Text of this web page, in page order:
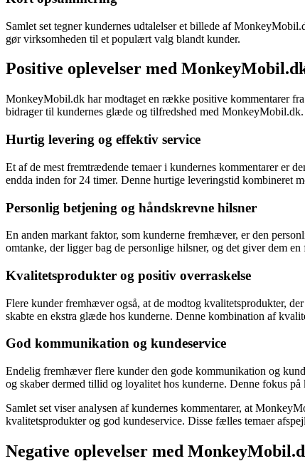
Samlet set tegner kundernes udtalelser et billede af
gør virksomheden til et populært valg blandt kunder.
Positive oplevelser med
MonkeyMobil.dk har modtaget en række positive kommentarer
bidrager til kundernes glæde og tilfredshed med MonkeyMobil.dk.
Hurtig levering og effektiv service
Et af de mest fremtrædende temaer i kundernes kommentarer er
endda inden for 24 timer. Denne hurtige leveringstid kombineret
Personlig betjening og håndskrevne hilsner
En anden markant faktor, som kunderne fremhæver, er den
omtanke, der ligger bag de personlige hilsner, og det giver dem
Kvalitetsprodukter og positiv overraskelse
Flere kunder fremhæver også, at de modtog kvalitetsprodukter,
skabte en ekstra glæde hos kunderne. Denne kombination af
God kommunikation og kundeservice
Endelig fremhæver flere kunder den gode kommunikation og
og skaber dermed tillid og loyalitet hos kunderne. Denne fokus
Samlet set viser analysen af kundernes kommentarer, at
kvalitetsprodukter og god kundeservice. Disse fælles temaer
Negative oplevelser med